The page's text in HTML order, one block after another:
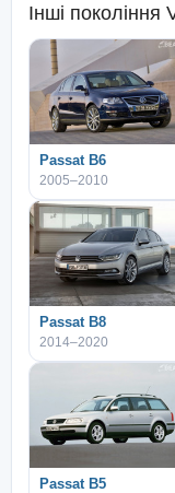
Інші покоління
Passat B6
2005–2010
Passat B8
2014–2020
Passat B5